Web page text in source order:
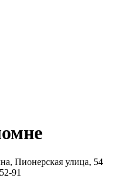
Пионерская улица, 54
91